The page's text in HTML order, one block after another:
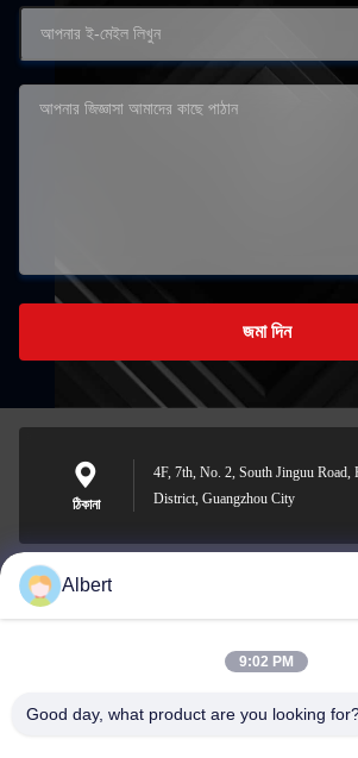
জমা দিন
ঠিকানা
4F, 7th, No. 2, South Jinguu Road,
District, Guangzhou City
james@yimiautoparts.com
Albert
9:02 PM
Good day, what product are you looking